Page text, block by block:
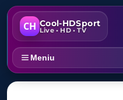
CH Cool-HDSport
Live • HD • TV
Meniu